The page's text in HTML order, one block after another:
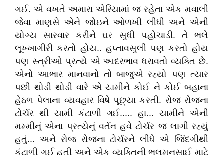
ગઈ. એ વખતે અમારા એરિયામાં જ રહેતા એક મવાલી
જેવા માણસે એને જોઇને ઓળખી લીધી અને એની
યોગ્ય સારવાર કરીને ઘર સુધી પહોચાડી. તે ભલે
લૂખ્ખાગીરી કરતો હોય.. હપ્તાવસુલી પણ કરતો હોય
પણ સ્ત્રીઓ પ્રત્યે એ આદરભાવ ધરાવતો વ્યક્તિ છે.
એનો આભાર માનવાનો તો બાજુએ રહ્યો પણ ત્યાર
પછી થોડી થોડી વારે એ યામીને કોઈ ને કોઈ બહાના
હેઠળ પેલાના વ્યવહાર વિષે પૂછ્યા કરતી. રોજ રોજના
ટોર્ચર થી યામી કંટાળી ગઈ..... હા... યામીને એની
મમ્મીનું એના પ્રત્યેનું વર્તન હવે ટોર્ચર જ લાગી રહ્યું
હતું... અને રોજ રોજના ટોર્ચરને લીધે એ જિંદગીથી
કંટાળી ગઈ હતી અને એક વ્યક્તિની ભલમનસાઈ માટે